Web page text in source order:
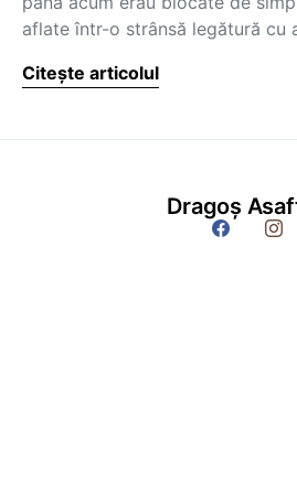
aflate într-o strânsă legătură cu
Citește articolul
Dragoș